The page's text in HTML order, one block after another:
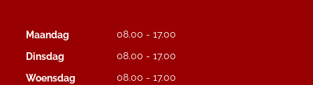
Maandag 08.00 - 17.00
Dinsdag 08.00 - 17.00
Woensdag 08.00 - 17.00